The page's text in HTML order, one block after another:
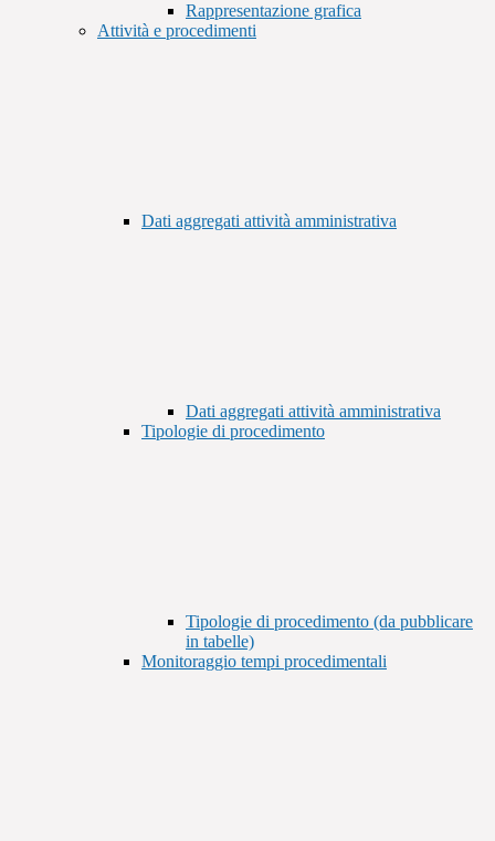
Rappresentazione grafica
Attività e procedimenti
Dati aggregati attività amministrativa
Dati aggregati attività amministrativa
Tipologie di procedimento
Tipologie di procedimento (da pubblicare
in tabelle)
Monitoraggio tempi procedimentali